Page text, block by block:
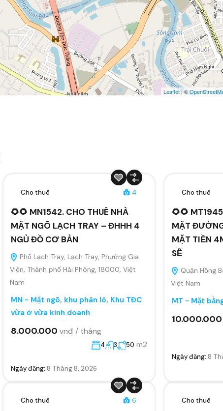
Leaflet| ©
Cho thuê 4
🌻🌻 MN1542. CHO THUÊ NHÀ
MẶT NGÕ LẠCH TRAY – ĐHHH 4
NGỦ ĐỒ CƠ BẢN
Phố Lạch Tray, Lạch Tray, Phường Gia
Viên, Thành phố Hải Phòng, 18000, Việt
Nam
MN - Mặt ngõ, khu phân lô, Khu TĐC
vừa ở vừa kinh doanh
8.000.000 vnđ / tháng
4 3 50 m2
Ngày đăng: 8 Tháng 8, 2026
Cho thuê
🌻🌻
MẶT
MẶT TIỀN
SẼ
Quận Hồng
Việt Nam
MT - Mặt
10.000.000
Ngày đăng: 8
Cho thuê 6 Cho thuê